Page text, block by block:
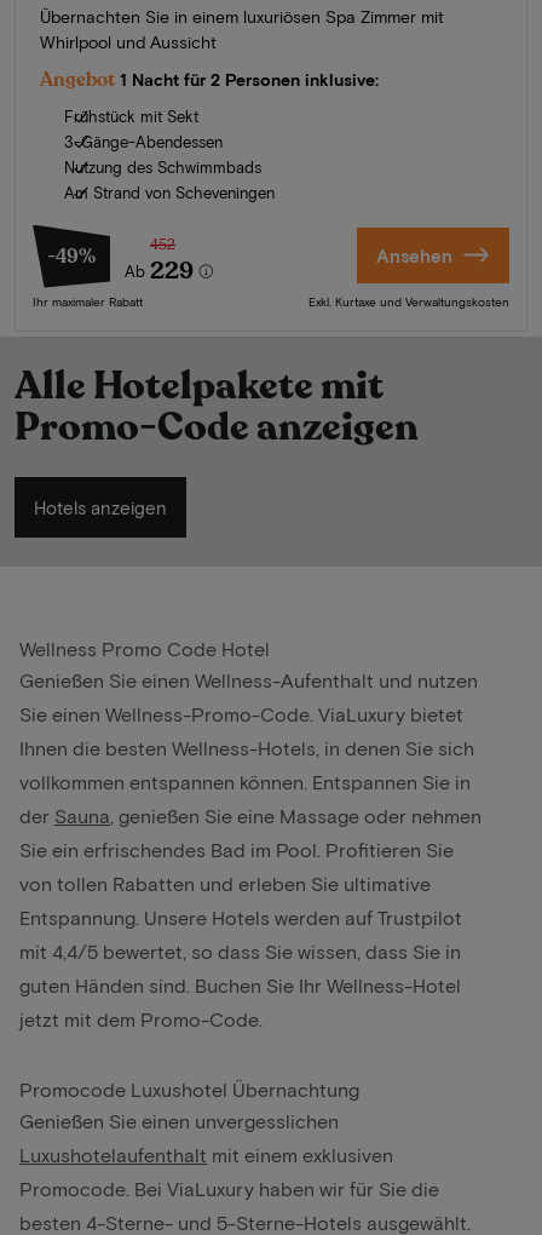
Übernachten Sie in einem luxuriösen Spa Zimmer mit
Whirlpool und Aussicht
Angebot 1 Nacht für 2 Personen inklusive:
Frühstück mit Sekt
3-Gänge-Abendessen
Nutzung des Schwimmbads
Am Strand von Scheveningen
-49%
Ab
452
229
Ihr maximaler Rabatt
Ansehen
Exkl. Kurtaxe und Verwaltungskosten
Alle Hotelpakete mit
Promo-Code anzeigen
Hotels anzeigen
Wellness Promo Code Hotel
Genießen Sie einen Wellness-Aufenthalt und nutzen
Sie einen Wellness-Promo-Code. ViaLuxury bietet
Ihnen die besten Wellness-Hotels, in denen Sie sich
vollkommen entspannen können. Entspannen Sie in
der Sauna , genießen Sie eine Massage oder nehmen
Sie ein erfrischendes Bad im Pool. Profitieren Sie
von tollen Rabatten und erleben Sie ultimative
Entspannung. Unsere Hotels werden auf Trustpilot
mit 4,4/5 bewertet, so dass Sie wissen, dass Sie in
guten Händen sind. Buchen Sie Ihr Wellness-Hotel
jetzt mit dem Promo-Code.
Promocode Luxushotel Übernachtung
Genießen Sie einen unvergesslichen
Luxushotelaufenthalt mit einem exklusiven
Promocode. Bei ViaLuxury haben wir für Sie die
besten 4-Sterne- und 5-Sterne-Hotels ausgewählt.